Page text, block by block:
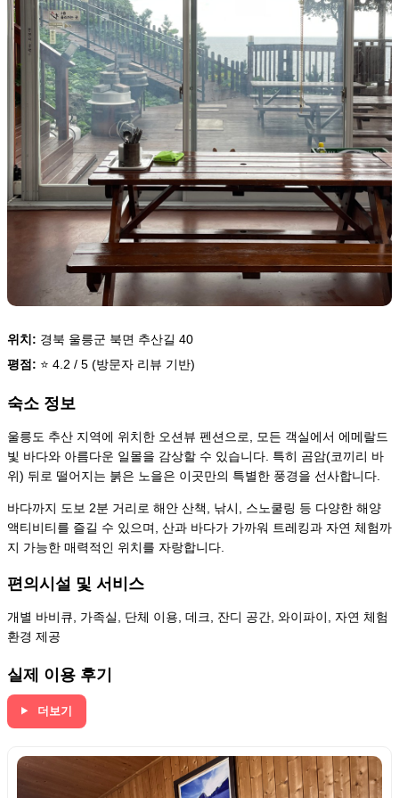
위치: 경북 울릉군 북면 추산길 40
평점: ⭐ 4.2 / 5 (방문자 리뷰 기반)
숙소 정보
울릉도 추산 지역에 위치한 오션뷰 펜션으로, 모든 객실에서 에메랄드
빛 바다와 아름다운 일몰을 감상할 수 있습니다. 특히 곰암(코끼리 바
위) 뒤로 떨어지는 붉은 노을은 이곳만의 특별한 풍경을 선사합니다.
바다까지 도보 2분 거리로 해안 산책, 낚시, 스노쿨링 등 다양한 해양
액티비티를 즐길 수 있으며, 산과 바다가 가까워 트레킹과 자연 체험까
지 가능한 매력적인 위치를 자랑합니다.
편의시설 및 서비스
개별 바비큐, 가족실, 단체 이용, 데크, 잔디 공간, 와이파이, 자연 체험
환경 제공
실제 이용 후기
더보기